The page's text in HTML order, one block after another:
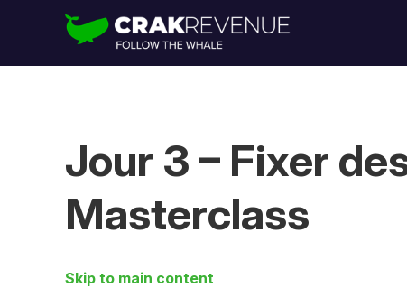
Jour 3 – Fixer
Masterclass
Skip to main content